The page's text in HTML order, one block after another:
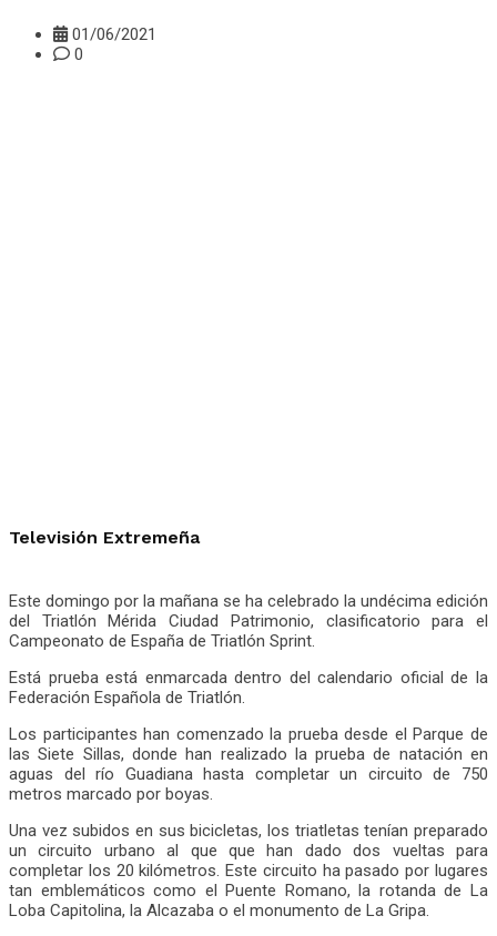
01/06/2021
0
Televisión Extremeña
Este domingo por la mañana se ha celebrado la undécima edición
del Triatlón Mérida Ciudad Patrimonio, clasificatorio para el
Campeonato de España de Triatlón Sprint.
Está prueba está enmarcada dentro del calendario oficial de la
Federación Española de Triatlón.
Los participantes han comenzado la prueba desde el Parque de
las Siete Sillas, donde han realizado la prueba de natación en
aguas del río Guadiana hasta completar un circuito de 750
metros marcado por boyas.
Una vez subidos en sus bicicletas, los triatletas tenían preparado
un circuito urbano al que que han dado dos vueltas para
completar los 20 kilómetros. Este circuito ha pasado por lugares
tan emblemáticos como el Puente Romano, la rotanda de La
Loba Capitolina, la Alcazaba o el monumento de La Gripa.